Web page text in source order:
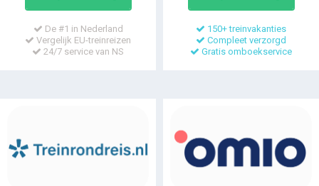
De #1 in Nederland
Vergelijk EU-treinreizen
24/7 service van NS
150+ treinvakanties
Compleet verzorgd
Gratis omboekservice